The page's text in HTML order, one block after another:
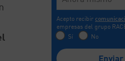
Acepto recibir
empresas del grupo
Sí
No